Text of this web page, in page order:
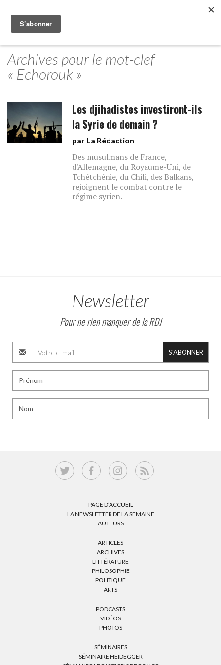
Archives pour le mot-clef
« Echorouk »
Les djihadistes investiront-ils
la Syrie de demain ?
par La Rédaction
Des musulmans de France,
d'Allemagne, du Royaume-Uni, de
Tchétchénie, du Chili, des Balkans,
rejoignent le combat contre le
régime syrien.
Newsletter
Pour ne rien manquer de la RDJ
S'ABONNER
Prénom
Nom
PAGE D’ACCUEIL
LA NEWSLETTER DE LA SEMAINE
AUTEURS
ARTICLES
ARCHIVES
LITTÉRATURE
PHILOSOPHIE
POLITIQUE
ARTS
PODCASTS
VIDÉOS
PHOTOS
SÉMINAIRES
SÉMINAIRE HEIDEGGER